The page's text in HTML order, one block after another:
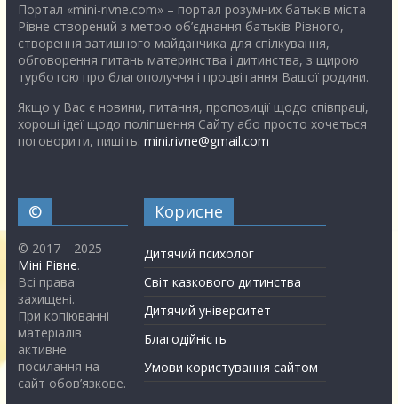
Портал «mini-rivne.com» – портал розумних батьків міста
Рівне створений з метою об’єднання батьків Рівного,
створення затишного майданчика для спілкування,
обговорення питань материнства і дитинства, з щирою
турботою про благополуччя і процвітання Вашої родини.
Якщо у Вас є новини, питання, пропозиції щодо співпраці,
хороші ідеї щодо поліпшення Сайту або просто хочеться
поговорити, пишіть: mini.rivne@gmail.com
©
© 2017—2025
Міні Рівне.
Всі права
захищені.
При копіюванні
матеріалів
активне
посилання на
сайт обов’язкове.
Корисне
Дитячий психолог
Світ казкового дитинства
Дитячий університет
Благодійність
Умови користування сайтом